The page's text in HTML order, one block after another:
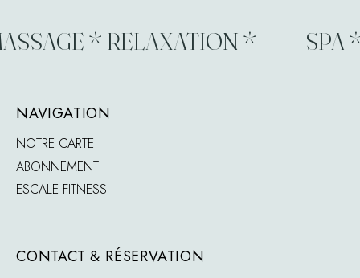
* RELAXATION * SPA *
NAVIGATION
NOTRE CARTE
ABONNEMENT
ESCALE FITNESS
CONTACT & RÉSERVATION